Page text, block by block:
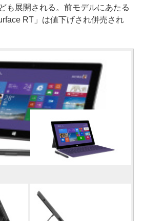
も展開される。前モデルにあたる
RT」は値下げされ併売され